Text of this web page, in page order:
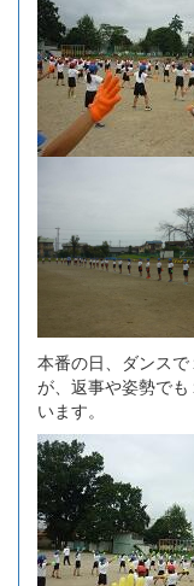
本番の日、ダンス
が、返事や姿勢で
います。